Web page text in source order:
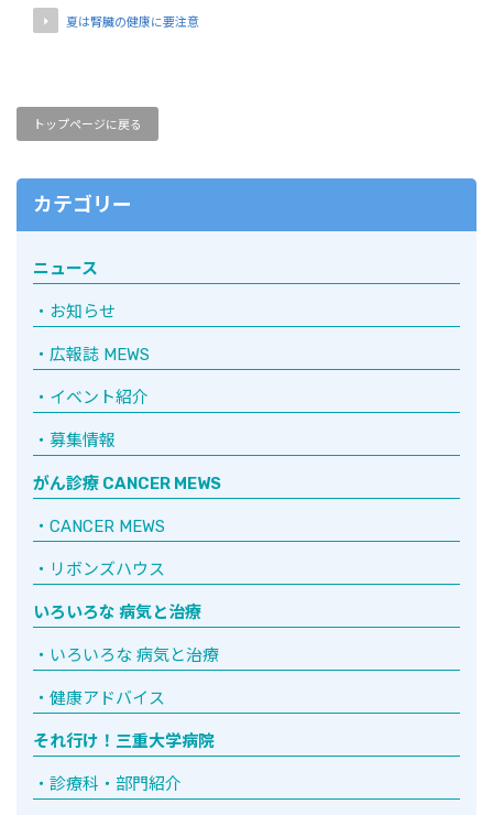
夏は腎臓の健康に要注意
トップページに戻る
カテゴリー
ニュース
お知らせ
広報誌 MEWS
イベント紹介
募集情報
がん診療 CANCER MEWS
CANCER MEWS
リボンズハウス
いろいろな 病気と治療
いろいろな 病気と治療
健康アドバイス
それ行け！三重大学病院
診療科・部門紹介